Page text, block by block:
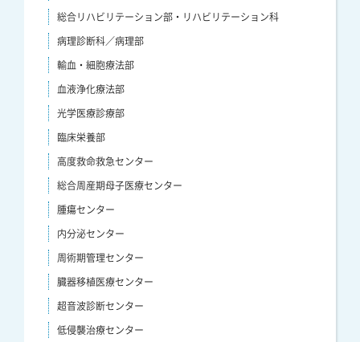
総合リハビリテーション部・リハビリテーション科
病理診断科／病理部
輸血・細胞療法部
血液浄化療法部
光学医療診療部
臨床栄養部
高度救命救急センター
総合周産期母子医療センター
腫瘍センター
内分泌センター
周術期管理センター
臓器移植医療センター
超音波診断センター
低侵襲治療センター